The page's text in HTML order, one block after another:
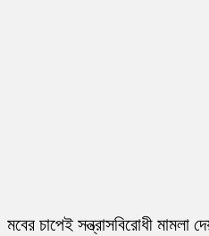
মবের চাপেই সন্ত্রাসবিরোধী মামলা